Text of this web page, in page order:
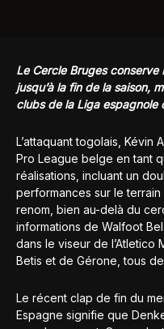
Le Cercle Bruges conserve
jusqu’à la fin de la saison,
clubs de la Liga espagnole
L’attaquant togolais,
Pro League belge en tant
réalisations, incluant un
performances sur le terrain
renom, bien au-delà du
informations de Walfoot
dans le viseur de l’Atletico
Betis et de Gérone, tous
Le récent clap de fin du
Espagne signifie que